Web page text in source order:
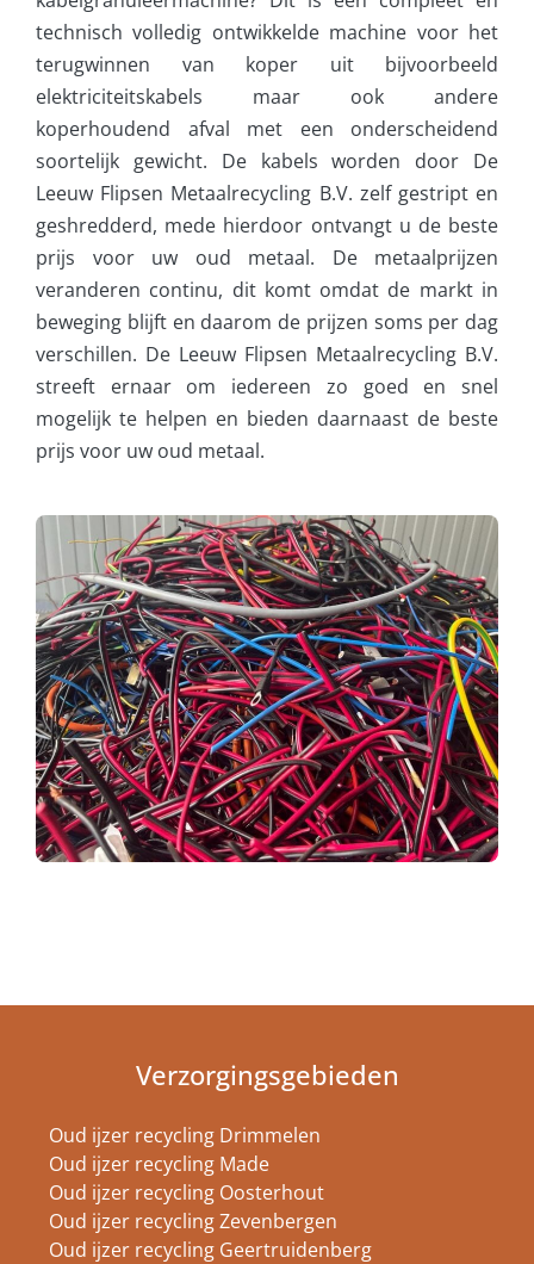
technisch volledig ontwikkelde machine voor het
terugwinnen van koper uit bijvoorbeeld
elektriciteitskabels maar ook andere
koperhoudend afval met een onderscheidend
soortelijk gewicht. De kabels worden door De
Leeuw Flipsen Metaalrecycling B.V. zelf gestript en
geshredderd, mede hierdoor ontvangt u de beste
prijs voor uw oud metaal. De metaalprijzen
veranderen continu, dit komt omdat de markt in
beweging blijft en daarom de prijzen soms per dag
verschillen. De Leeuw Flipsen Metaalrecycling B.V.
streeft ernaar om iedereen zo goed en snel
mogelijk te helpen en bieden daarnaast de beste
prijs voor uw oud metaal.
Verzorgingsgebieden
Oud ijzer recycling Drimmelen
Oud ijzer recycling Made
Oud ijzer recycling Oosterhout
Oud ijzer recycling Zevenbergen
Oud ijzer recycling Geertruidenberg